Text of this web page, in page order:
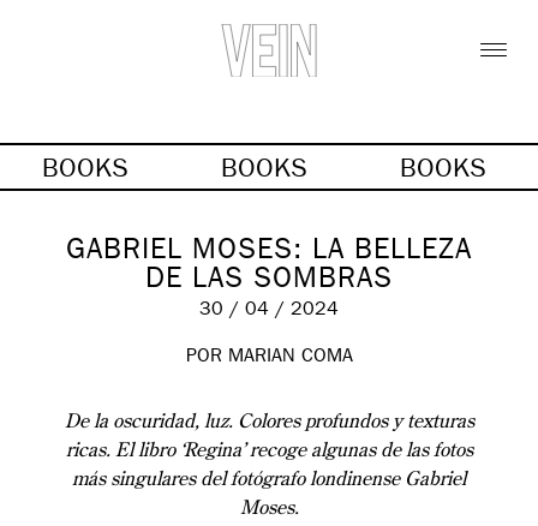
BOOKS BOOKS BOOKS
GABRIEL MOSES: LA BELLEZA
DE LAS SOMBRAS
30 / 04 / 2024
POR MARIAN COMA
De la oscuridad, luz. Colores profundos y texturas
ricas. El libro ‘Regina’ recoge algunas de las fotos
más singulares del fotógrafo londinense Gabriel
Moses.